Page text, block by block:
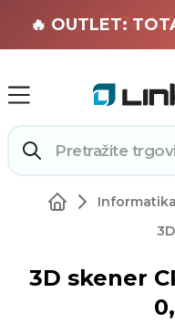
🏄
🔥 OUTLET:
Informatika
3D skener